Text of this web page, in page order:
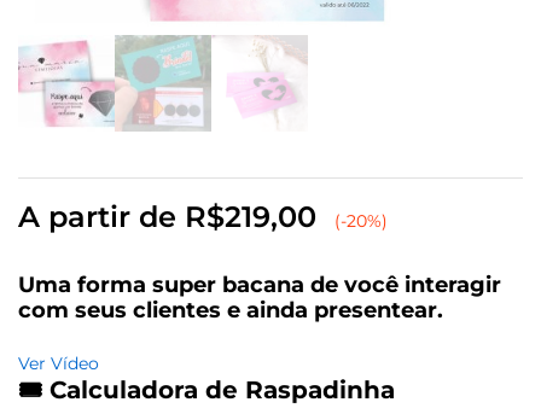
A partir de R$219,00 (-20%)
Uma forma super bacana de você interagir
com seus clientes e ainda presentear.
Ver Vídeo
🎟 Calculadora de Raspadinha